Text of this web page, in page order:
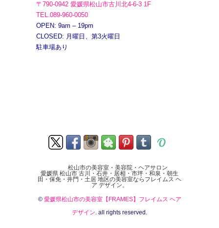
〒790-0942 愛媛県松山市古川北4-6-3 1F
TEL.089-960-0050
OPEN: 9am – 19pm
CLOSED: 月曜日、第3火曜日
駐車場あり
松山市の美容室・美容院・ヘアサロン
愛媛県 松山市 古川・石井・居相・市坪・和泉・朝生
田・保免・井門・土居 地区の美容室ならフレイムス ヘ
ア デザイン。
© 愛媛県松山市の美容室【FRAMES】フレイムス ヘア
デザイン. all rights reserved.